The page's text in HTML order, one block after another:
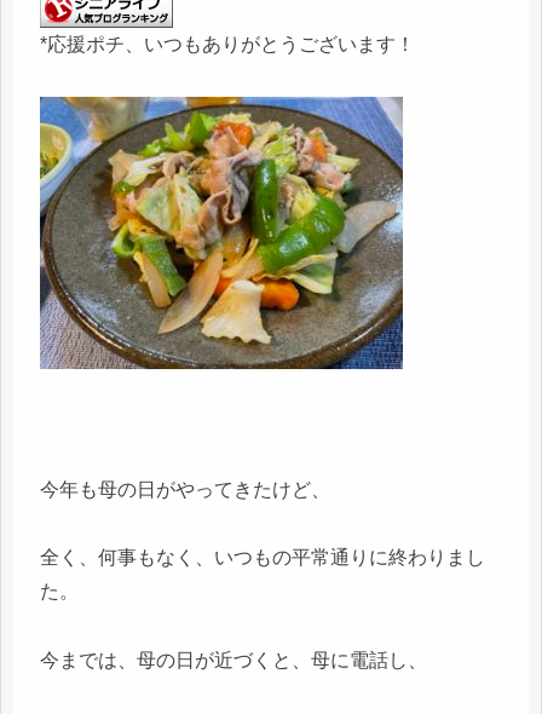
*応援ポチ、いつもありがとうございます！
今年も母の日がやってきたけど、
全く、何事もなく、いつもの平常通りに終わりまし
た。
今までは、母の日が近づくと、母に電話し、